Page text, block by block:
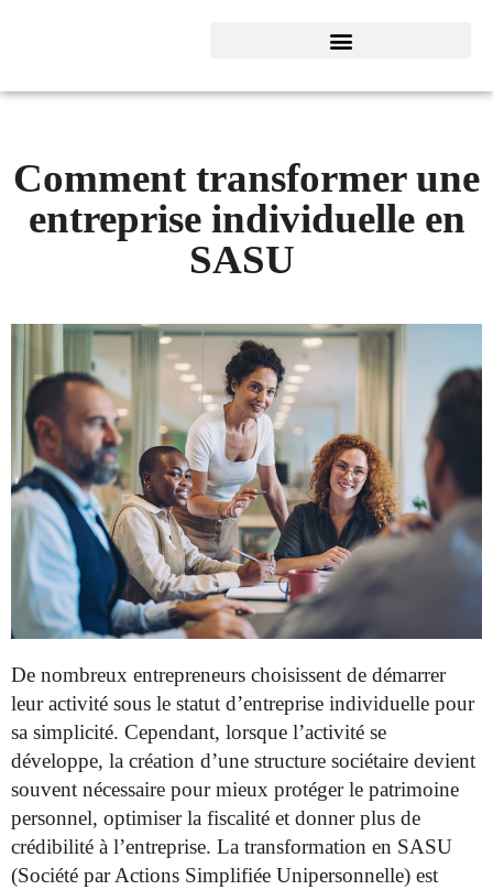
Comment transformer une
entreprise individuelle en
SASU
De nombreux entrepreneurs choisissent de démarrer
leur activité sous le statut d’entreprise individuelle pour
sa simplicité. Cependant, lorsque l’activité se
développe, la création d’une structure sociétaire devient
souvent nécessaire pour mieux protéger le patrimoine
personnel, optimiser la fiscalité et donner plus de
crédibilité à l’entreprise. La transformation en SASU
(Société par Actions Simplifiée Unipersonnelle) est